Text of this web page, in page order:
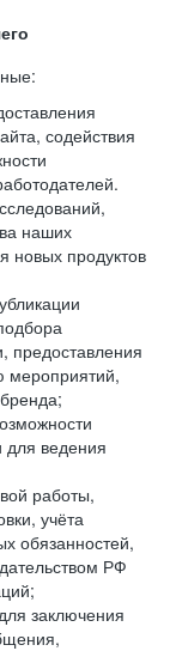
содействия
наших
новых продуктов
предоставления
мероприятий,
для ведения
работы,
учёта
обязанностей,
РФ
заключения